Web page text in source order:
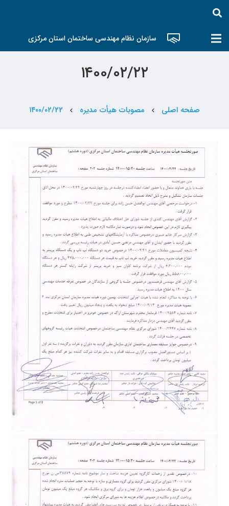
سازمان نظام مهندسی ساختمان استان مرکزی
۱۴۰۰/۰۲/۲۲
صفحه اصلی chevron_left مصوبات هیأت مدیره chevron_left ۱۴۰۰/۰۲/۲۲